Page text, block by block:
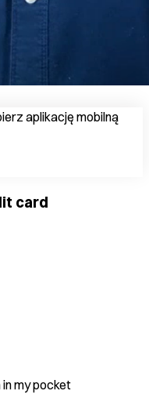
aplikację mobilną
card
my pocket